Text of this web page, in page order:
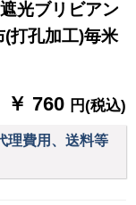
光ブリビアン
打孔加工)毎米
￥ 760 円(税込)
理費用、送料等